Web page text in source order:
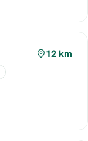
12 km